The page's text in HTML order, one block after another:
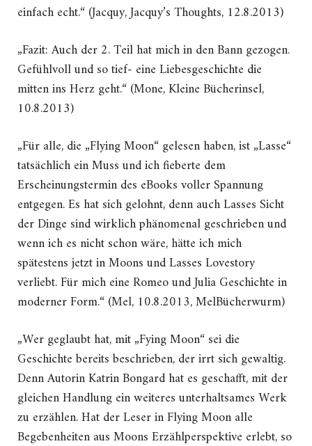
einfach echt.“ (Jacquy, Jacquy’s Thoughts, 12.8.2013)
„Fazit: Auch der 2. Teil hat mich in den Bann gezogen.
Gefühlvoll und so tief- eine Liebesgeschichte die
mitten ins Herz geht.“ (Mone, Kleine Bücherinsel,
10.8.2013)
„Für alle, die „Flying Moon“ gelesen haben, ist „Lasse“
tatsächlich ein Muss und ich fieberte dem
Erscheinungstermin des eBooks voller Spannung
entgegen. Es hat sich gelohnt, denn auch Lasses Sicht
der Dinge sind wirklich phänomenal geschrieben und
wenn ich es nicht schon wäre, hätte ich mich
spätestens jetzt in Moons und Lasses Lovestory
verliebt. Für mich eine Romeo und Julia Geschichte in
moderner Form.“ (Mel, 10.8.2013, MelBücherwurm)
„Wer geglaubt hat, mit „Fying Moon“ sei die
Geschichte bereits beschrieben, der irrt sich gewaltig.
Denn Autorin Katrin Bongard hat es geschafft, mit der
gleichen Handlung ein weiteres unterhaltsames Werk
zu erzählen. Hat der Leser in Flying Moon alle
Begebenheiten aus Moons Erzählperspektive erlebt, so